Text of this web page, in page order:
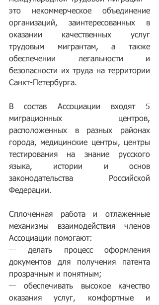
это некоммерческое объединение
организаций, заинтересованных в
оказании качественных услуг
трудовым мигрантам, а также
обеспечении легальности и
безопасности их труда на территории
Санкт-Петербурга.
В состав Ассоциации входят 5
миграционных центров,
расположенных в разных районах
города, медицинские центры, центры
тестирования на знание русского
языка, истории и основ
законодательства Российской
Федерации.
Сплоченная работа и отлаженные
механизмы взаимодействия членов
Ассоциации помогают:
— делать процесс оформления
документов для получения патента
прозрачным и понятным;
— обеспечивать высокое качество
оказания услуг, комфортные и